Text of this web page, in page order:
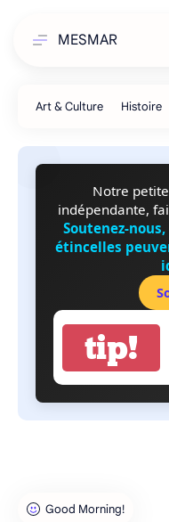
MESMAR
Notre
indépendante,
Soutenez-
étincelles
tip!